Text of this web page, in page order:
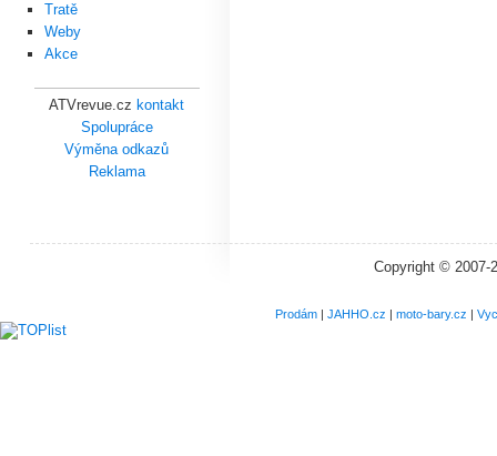
Tratě
Weby
Akce
ATVrevue.cz kontakt
Spolupráce
Výměna odkazů
Reklama
Copyright © 2007-
Prodám| JAHHO.cz | moto-bary.cz |